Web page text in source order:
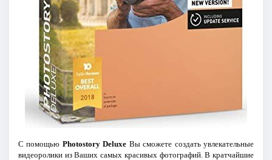
С помощью Photostory Deluxe Вы сможете создать увлекательные
видеоролики из Ваших самых красивых фотографий. В кратчайшие